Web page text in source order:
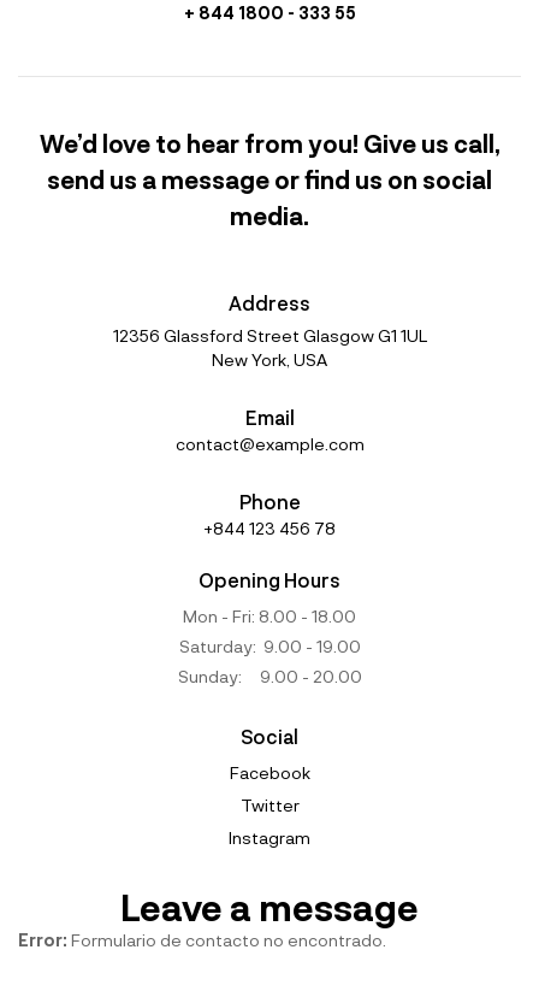
+ 844 1800 - 333 55
We’d love to hear from you! Give us call,
send us a message or find us on social
media.
Address
12356 Glassford Street Glasgow G1 1UL
New York, USA
Email
contact@example.com
Phone
+844 123 456 78
Opening Hours
Mon - Fri: 8.00 - 18.00
Saturday: 9.00 - 19.00
Sunday: 9.00 - 20.00
Social
Facebook
Twitter
Instagram
Leave a message
Error: Formulario de contacto no encontrado.